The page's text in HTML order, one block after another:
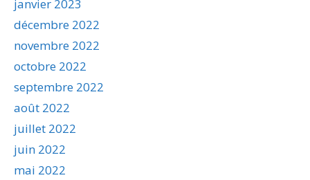
janvier 2023
décembre 2022
novembre 2022
octobre 2022
septembre 2022
août 2022
juillet 2022
juin 2022
mai 2022